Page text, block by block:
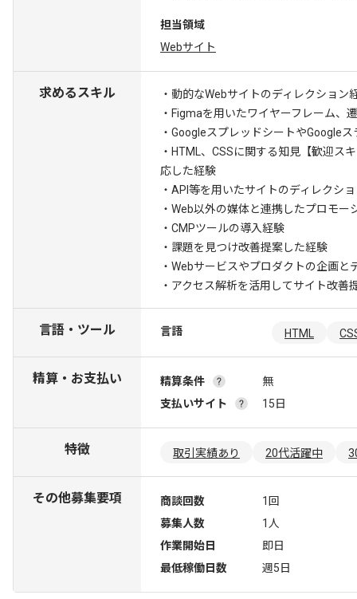
担当領域
Webサイト
求めるスキル
・動的なWebサイトのディレクション
・Figmaを用いたワイヤーフレーム、
・GoogleスプレッドシートやGoogle
・HTML、CSSに関する知見 【歓迎ス
応した経験
・API等を用いたサイトのディレクシ
・Web以外の媒体と連携したプロモ
・CMPツールの導入経験
・課題を見つけ改善提案した経験
・Webサービスやプロダクトの企画と
・アクセス解析を活用してサイト改善
言語・ツール 言語 HTML
精算・お支払い 精算条件
無
支払いサイト
15日
特徴 取引実績あり 20代活躍中
その他募集要項 商談回数
1回
募集人数
1人
作業開始日
即日
最低稼働日数
週5日